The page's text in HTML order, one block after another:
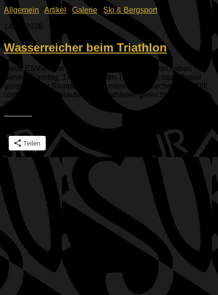
Allgemein /Artikel Galerie
Ski & Bergsport
14.06.2026
Wasserreicher beim Triathlon
Zwölf ESVler aus der Abteilung Ski & Bergsport haben
diesen Sonntag, 14.06.2026 den Triathlethen das Wasser
gereicht. Vier Stunden lang wurden dabei Becher aufgefüllt
und an die vorbeilaufenden Triathleten gereicht, die sich
über die...
Teilen